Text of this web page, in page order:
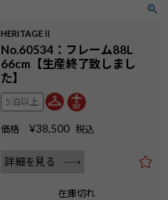
HERITAGEⅡ
No.60534：フレーム88L
66cm【生産終了致しまし
た】
5泊以上
価格 ¥38,500 税込
詳細を見る
在庫切れ